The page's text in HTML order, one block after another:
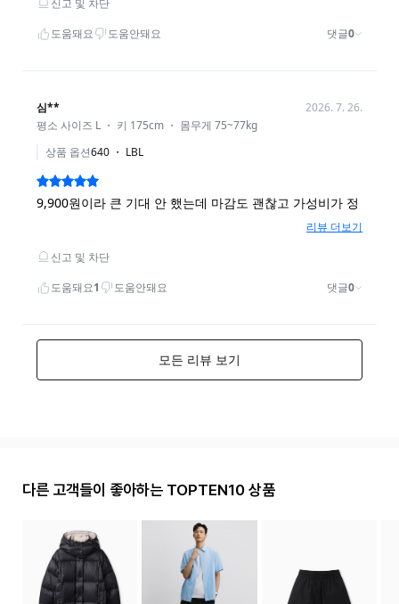
다른 고객들이 좋아하는 TOPTEN10 상품